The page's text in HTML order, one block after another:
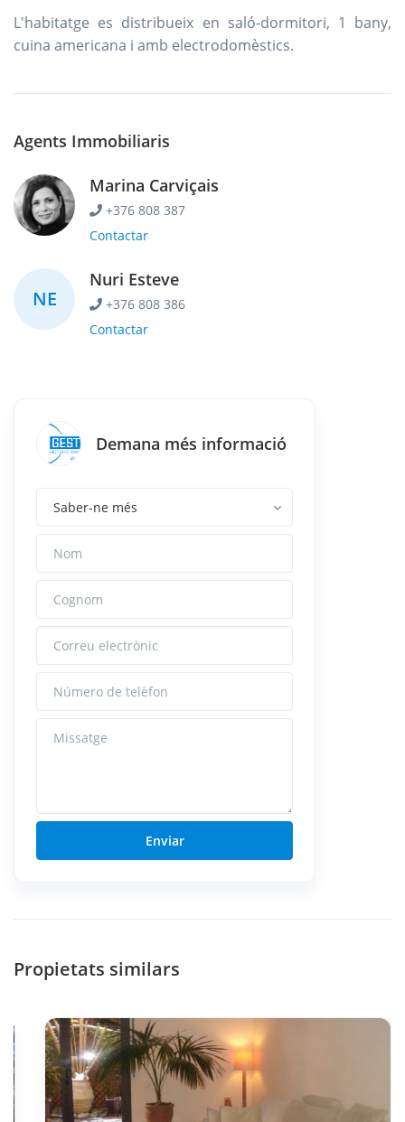
L'habitatge es distribueix en saló-dormitori, 1 bany,
cuina americana i amb electrodomèstics.
Agents Immobiliaris
Marina Carviçais
+376 808 387
Contactar
NE
Nuri Esteve
+376 808 386
Contactar
Demana més informació
Correu electrònic
Número de telèfon
Missatge
Enviar
Propietats similars